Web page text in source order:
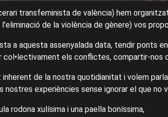
transfeminista de valència) hem
de la violència de gènere) vos
a aquesta assenyalada data, tendir ponts
els conflictes, compartir-nos
de la nostra quotidianitat i volem
experiències sense ignorar el que no
rodona xulísima i una paella boníssima,